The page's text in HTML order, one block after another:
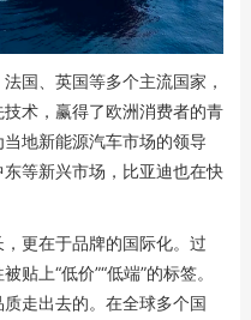
国、英国等多个主流国家，
术，赢得了欧洲消费者的青
地新能源汽车市场的领导
等新兴市场，比亚迪也在快
更在于品牌的国际化。过
贴上“低价”“低端”的标签。
走出去的。在全球多个国